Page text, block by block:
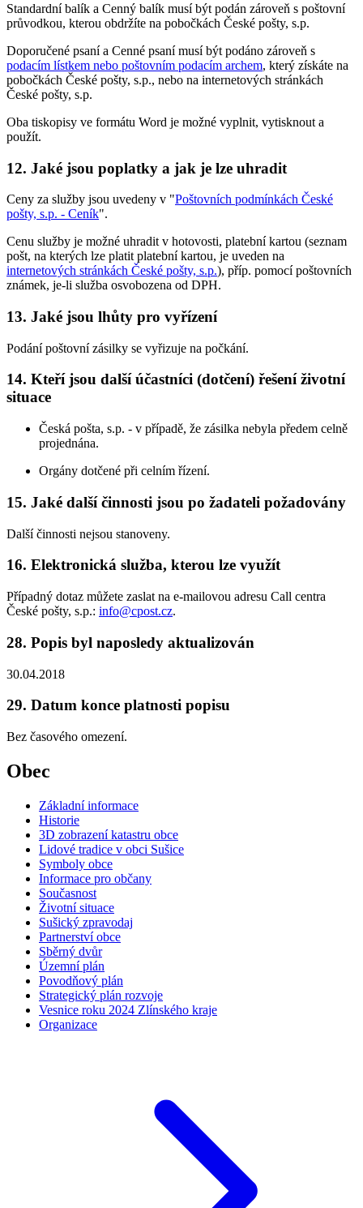
Standardní balík a Cenný balík musí být podán zároveň s poštovní
průvodkou, kterou obdržíte na pobočkách České pošty, s.p.
Doporučené psaní a Cenné psaní musí být podáno zároveň s
podacím lístkem nebo poštovním podacím archem, který získáte na
pobočkách České pošty, s.p., nebo na internetových stránkách
České pošty, s.p.
Oba tiskopisy ve formátu Word je možné vyplnit, vytisknout a
použít.
12. Jaké jsou poplatky a jak je lze uhradit
Ceny za služby jsou uvedeny v "Poštovních podmínkách České
pošty, s.p. - Ceník".
Cenu služby je možné uhradit v hotovosti, platební kartou (seznam
pošt, na kterých lze platit platební kartou, je uveden na
internetových stránkách České pošty, s.p.), příp. pomocí poštovních
známek, je-li služba osvobozena od DPH.
13. Jaké jsou lhůty pro vyřízení
Podání poštovní zásilky se vyřizuje na počkání.
14. Kteří jsou další účastníci (dotčení) řešení životní
situace
Česká pošta, s.p. - v případě, že zásilka nebyla předem celně
projednána.
Orgány dotčené při celním řízení.
15. Jaké další činnosti jsou po žadateli požadovány
Další činnosti nejsou stanoveny.
16. Elektronická služba, kterou lze využít
Případný dotaz můžete zaslat na e-mailovou adresu Call centra
České pošty, s.p.: info@cpost.cz.
28. Popis byl naposledy aktualizován
30.04.2018
29. Datum konce platnosti popisu
Bez časového omezení.
Obec
Základní informace
Historie
3D zobrazení katastru obce
Lidové tradice v obci Sušice
Symboly obce
Informace pro občany
Současnost
Životní situace
Sušický zpravodaj
Partnerství obce
Sběrný dvůr
Územní plán
Povodňový plán
Strategický plán rozvoje
Vesnice roku 2024 Zlínského kraje
Organizace